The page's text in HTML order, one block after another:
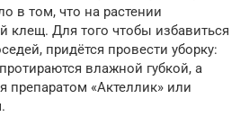
в том, что на растении
клещ. Для того чтобы избавиться
придётся провести уборку:
влажной губкой, а
препаратом «Актеллик» или